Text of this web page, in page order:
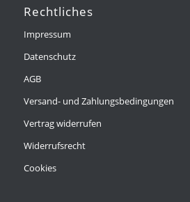
Rechtliches
Impressum
Datenschutz
AGB
Versand- und Zahlungsbedingungen
Vertrag widerrufen
Widerrufsrecht
Cookies